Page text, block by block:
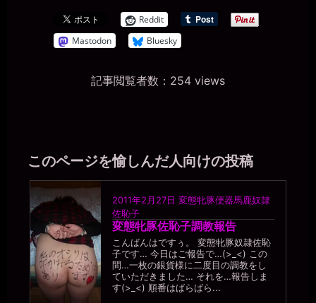
Reddit
Mastodon
Bluesky
記事閲覧者数：254 views
このページを愉しんだ人向けの投稿
2011年2月27日 変態牝豚便器馬鹿奴隷
佐恥子
変態牝豚佐恥子調教報告
こんばんはですぅ。 変態牝豚奴隷佐恥
子です… 今日はご報告で…(>_<) この
間…一枚の銀貨様に二度目の調教をし
ていただきました… それを…報告しま
す(>_<) 順番はばらばら...
会社バレしたり、奴隷堕ちしたり忙しそうだな（笑）
miiki0119
2026年7月18日 - 20:59
うう。。
miiki0119
2026年7月18日 - 21:03
堕ちるところまで堕ちるって。。
一枚の銀貨
2026年7月18日 - 21:04
風俗堕ちもあるかもね。社内規定で副業できるのか知らんけど(￣▽
miiki0119
2026年7月18日 - 21:04